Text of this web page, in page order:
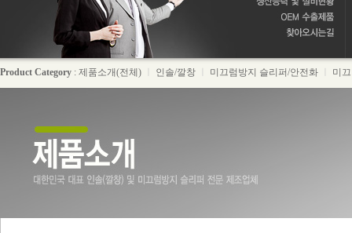
Product Category : 제품소개(전체) 인솔/깔창 미끄럼방지 슬리퍼/안전화 미